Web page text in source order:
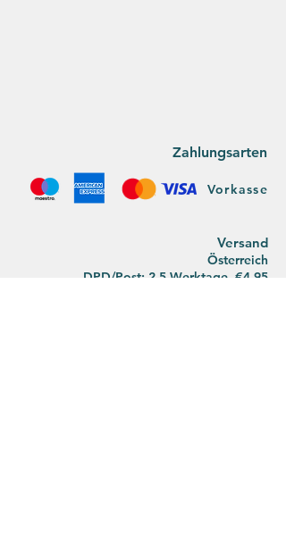
Zahlungsarten
Vorkasse
Versand
Österreich
DPD/Post: 2-5 Werktage, €4,95